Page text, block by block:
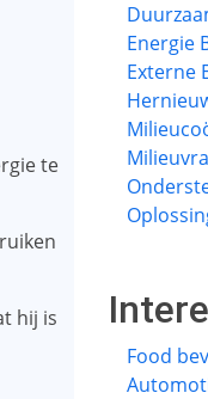
te
hij is
Energie
Externe
Food